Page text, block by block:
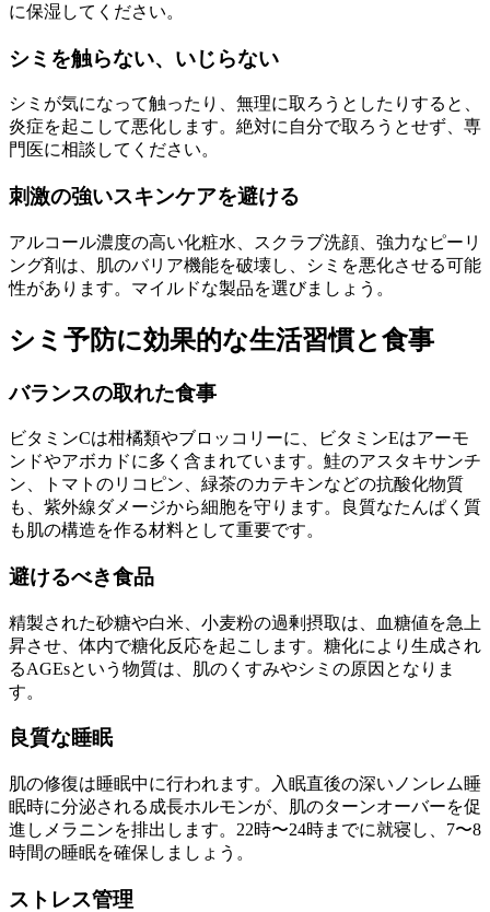
に保湿してください。
シミを触らない、いじらない
シミが気になって触ったり、無理に取ろうとしたりすると、
炎症を起こして悪化します。絶対に自分で取ろうとせず、専
門医に相談してください。
刺激の強いスキンケアを避ける
アルコール濃度の高い化粧水、スクラブ洗顔、強力なピーリ
ング剤は、肌のバリア機能を破壊し、シミを悪化させる可能
性があります。マイルドな製品を選びましょう。
シミ予防に効果的な生活習慣と食事
バランスの取れた食事
ビタミンCは柑橘類やブロッコリーに、ビタミンEはアーモ
ンドやアボカドに多く含まれています。鮭のアスタキサンチ
ン、トマトのリコピン、緑茶のカテキンなどの抗酸化物質
も、紫外線ダメージから細胞を守ります。良質なたんぱく質
も肌の構造を作る材料として重要です。
避けるべき食品
精製された砂糖や白米、小麦粉の過剰摂取は、血糖値を急上
昇させ、体内で糖化反応を起こします。糖化により生成され
るAGEsという物質は、肌のくすみやシミの原因となりま
す。
良質な睡眠
肌の修復は睡眠中に行われます。入眠直後の深いノンレム睡
眠時に分泌される成長ホルモンが、肌のターンオーバーを促
進しメラニンを排出します。22時〜24時までに就寝し、7〜8
時間の睡眠を確保しましょう。
ストレス管理